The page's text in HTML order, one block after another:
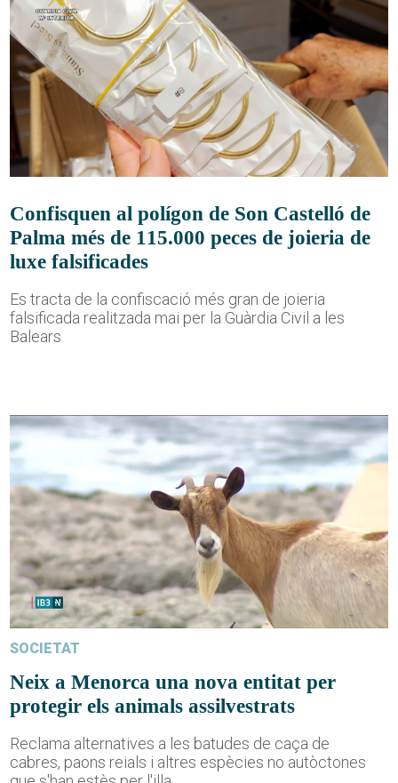
Confisquen al polígon de Son Castelló de
Palma més de 115.000 peces de joieria de
luxe falsificades
Es tracta de la confiscació més gran de joieria
falsificada realitzada mai per la Guàrdia Civil a les
Balears
SOCIETAT
Neix a Menorca una nova entitat per
protegir els animals assilvestrats
Reclama alternatives a les batudes de caça de
cabres, paons reials i altres espècies no autòctones